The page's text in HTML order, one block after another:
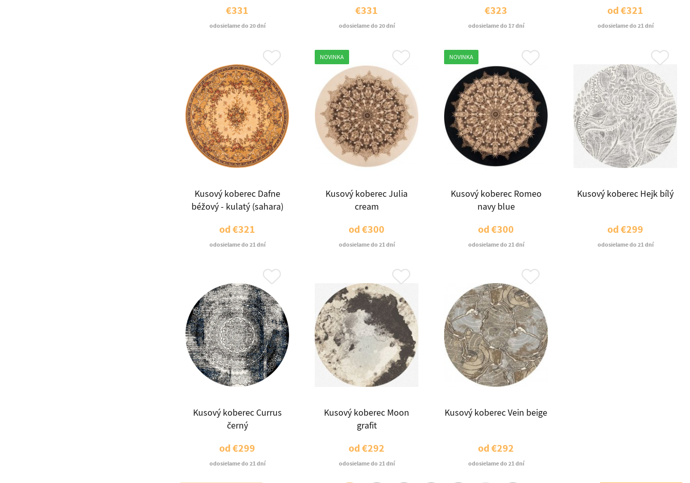
€331
odosielame do 20 dní
€331
odosielame do 20 dní
€323
odosielame do 17 dní
od€321
odosielame do 21 dní
Kusový koberec Dafne
béžový - kulatý (sahara)
od€321
odosielame do 21 dní
NOVINKA
Kusový koberec Julia
cream
od€300
odosielame do 21 dní
NOVINKA
Kusový koberec Romeo
navy blue
od€300
odosielame do 21 dní
Kusový koberec Hejk bílý
od€299
odosielame do 21 dní
Kusový koberec Currus
černý
od€299
odosielame do 21 dní
Kusový koberec Moon
grafit
od€292
odosielame do 21 dní
Kusový koberec Vein beige
od€292
odosielame do 21 dní